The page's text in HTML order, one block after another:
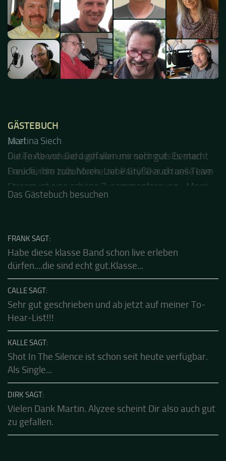
Guten Abend und auch von uns nochmals besten
Dank für die tolle Mucke zur Party! Der aktuelle Live
Stream ist eine schöne Zusammenfassung - Merci...
FRANK SAGT:
Habe diese klasse Band schon live erleben
dürfen....die sind echt gut.Klasse...
CALLE SAGT:
Sehr gut geschrieben und ab jetzt auf meiner To-
Hear-List!!!
KALLE SAGT:
Shot In The Silence ist schon seit heute verfügbar.
Als Single...
DIRK SAGT:
Vielen Dank Martin. Alyzee scheint Dir also auch gut
zu gefallen.